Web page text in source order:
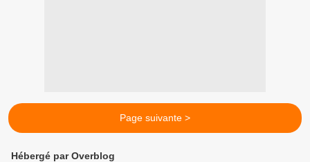
Page suivante >
Hébergé par Overblog